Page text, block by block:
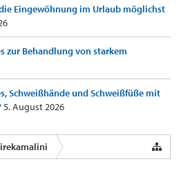
Eingewöhnung im Urlaub möglichst
zur Behandlung von starkem
Schweißhände und Schweißfüße mit
5. August 2026